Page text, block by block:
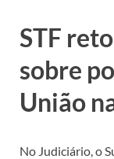
STF
sobre
União
No Judiciário, o